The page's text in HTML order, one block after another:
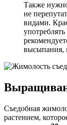
Также
не
видами.
высыпания,
Съедобная
растением,